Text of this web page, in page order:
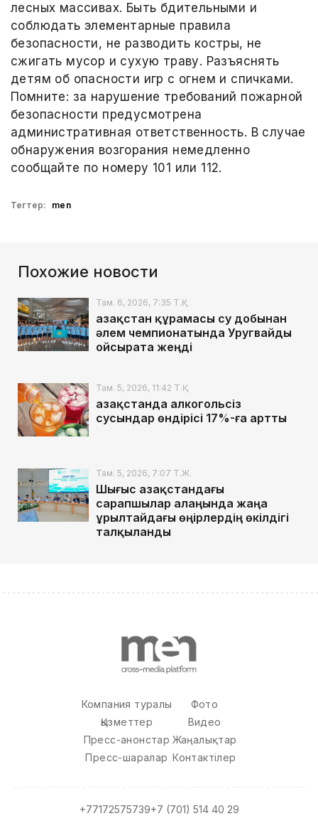
лесных массивах. Быть бдительными и
соблюдать элементарные правила
безопасности, не разводить костры, не
сжигать мусор и сухую траву. Разъяснять
детям об опасности игр с огнем и спичками.
Помните: за нарушение требований пожарной
безопасности предусмотрена
административная ответственность. В случае
обнаружения возгорания немедленно
сообщайте по номеру 101 или 112.
Тегтер: men
Похожие новости
Там. 6, 2026, 7:35 Т.Қ.
Қазақстан құрамасы су добынан
әлем чемпионатында Уругвайды
ойсырата жеңді
Там. 5, 2026, 11:42 Т.Қ.
Қазақстанда алкогольсіз
сусындар өндірісі 17%-ға артты
Там. 5, 2026, 7:07 Т.Ж.
Шығыс Қазақстандағы
сарапшылар алаңында жаңа
Құрылтайдағы өңірлердің өкілдігі
талқыланды
Компания туралы
Қызметтер
Пресс-анонстар
Пресс-шаралар
Фото
Видео
Жаңалықтар
Контактілер
+77172575739+7 (701) 514 40 29